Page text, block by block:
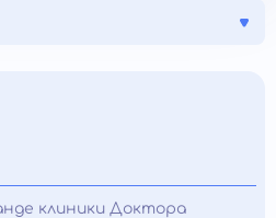
клиники Доктора